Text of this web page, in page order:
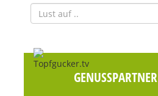
GENUSSPARTNER